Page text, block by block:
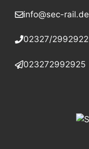
info@sec-rail.de
02327/2992922
023272992925